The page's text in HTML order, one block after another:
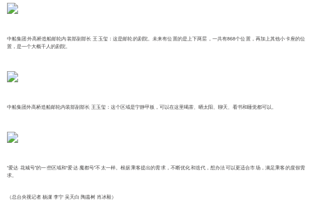
中船集团外高桥造船邮轮内装部副部长 王玉玺：这是邮轮的剧院。未来有位置的是上下两层，一共有868个位置，再加上其他小卡座的位
置，是一个大概千人的剧院。
中船集团外高桥造船邮轮内装部副部长 王玉玺：这个区域是宁静甲板，可以在这里喝茶、晒太阳、聊天、看书和睡觉都可以。
“爱达·花城号”的一些区域和“爱达·魔都号”不太一样。根据乘客提出的需求，不断优化和迭代，想办法可以更适合市场，满足乘客的度假需
求。
（总台央视记者 杨潇 李宁 吴天白 陶嘉树 肖冰毅）